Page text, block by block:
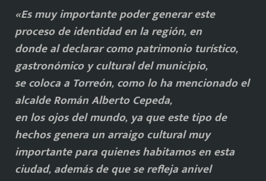
«Es muy importante poder generar este
proceso de identidad en la región, en
donde al declarar como patrimonio turístico,
gastronómico y cultural del municipio,
se coloca a Torreón, como lo ha mencionado el
alcalde Román Alberto Cepeda,
en los ojos del mundo, ya que este tipo de
hechos genera un arraigo cultural muy
importante para quienes habitamos en esta
ciudad, además de que se refleja anivel